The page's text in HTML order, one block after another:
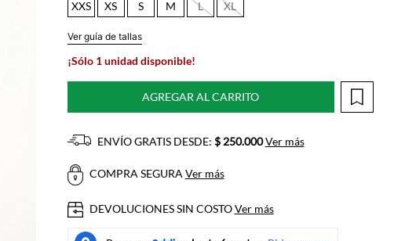
XXS XS S M L XL
Ver guía de tallas
¡Sólo 1 unidad disponible!
AGREGAR AL CARRITO
ENVÍO GRATIS DESDE: $ 250.000 Ver más
COMPRA SEGURA Ver más
DEVOLUCIONES SIN COSTOVer más